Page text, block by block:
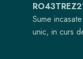
Sume
unic, in curs